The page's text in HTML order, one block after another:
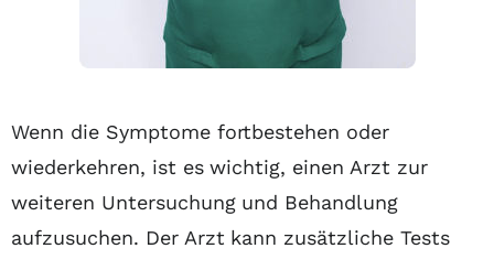
Wenn die Symptome fortbestehen oder
wiederkehren, ist es wichtig, einen Arzt zur
weiteren Untersuchung und Behandlung
aufzusuchen. Der Arzt kann zusätzliche Tests